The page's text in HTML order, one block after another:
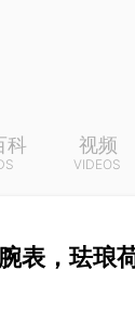
科 视频
VIDEOS
表，珐琅